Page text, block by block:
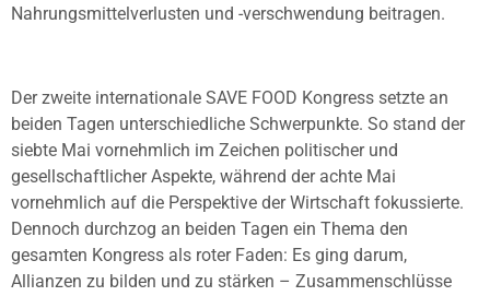
Nahrungsmittelverlusten und -verschwendung beitragen.
Der zweite internationale SAVE FOOD Kongress setzte an
beiden Tagen unterschiedliche Schwerpunkte. So stand der
siebte Mai vornehmlich im Zeichen politischer und
gesellschaftlicher Aspekte, während der achte Mai
vornehmlich auf die Perspektive der Wirtschaft fokussierte.
Dennoch durchzog an beiden Tagen ein Thema den
gesamten Kongress als roter Faden: Es ging darum,
Allianzen zu bilden und zu stärken – Zusammenschlüsse